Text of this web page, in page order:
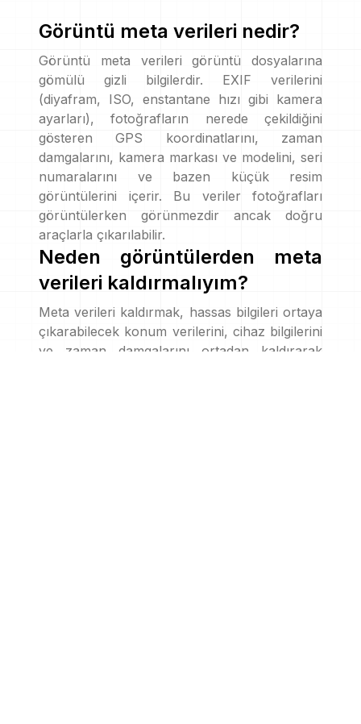
Görüntü meta verileri nedir?
Görüntü meta verileri görüntü dosyalarına
gömülü gizli bilgilerdir. EXIF verilerini
(diyafram, ISO, enstantane hızı gibi kamera
ayarları), fotoğrafların nerede çekildiğini
gösteren GPS koordinatlarını, zaman
damgalarını, kamera markası ve modelini, seri
numaralarını ve bazen küçük resim
görüntülerini içerir. Bu veriler fotoğrafları
görüntülerken görünmezdir ancak doğru
araçlarla çıkarılabilir.
Neden görüntülerden meta
verileri kaldırmalıyım?
Meta verileri kaldırmak, hassas bilgileri ortaya
çıkarabilecek konum verilerini, cihaz bilgilerini
ve zaman damgalarını ortadan kaldırarak